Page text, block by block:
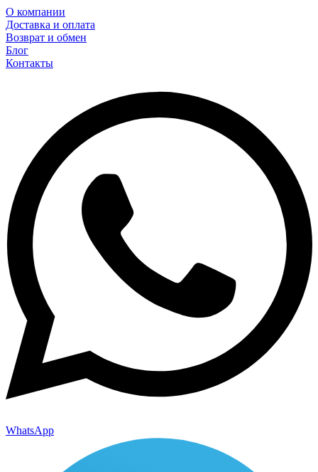
О компании
Доставка и оплата
Возврат и обмен
Блог
Контакты
WhatsApp